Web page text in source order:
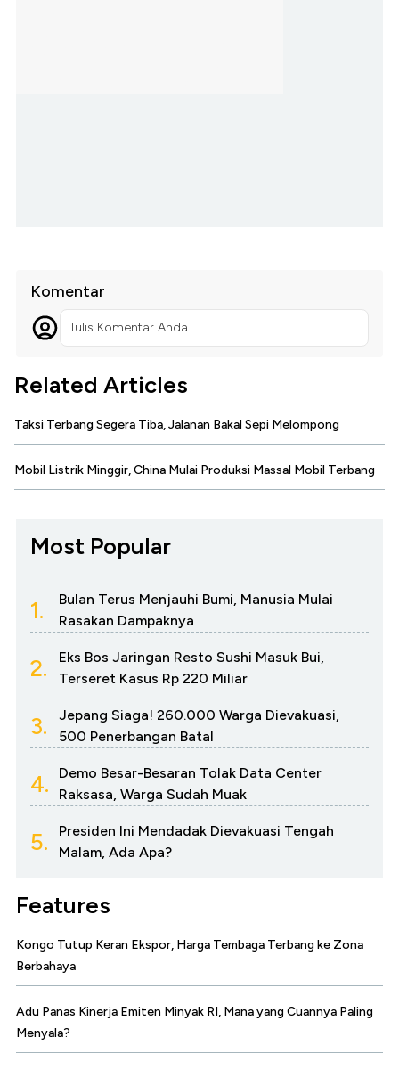
Komentar
Tulis Komentar Anda...
Related Articles
Taksi Terbang Segera Tiba, Jalanan Bakal Sepi Melompong
Mobil Listrik Minggir, China Mulai Produksi Massal Mobil Terbang
Most Popular
1.
Bulan Terus Menjauhi Bumi, Manusia Mulai
Rasakan Dampaknya
2.
Eks Bos Jaringan Resto Sushi Masuk Bui,
Terseret Kasus Rp 220 Miliar
3.
Jepang Siaga! 260.000 Warga Dievakuasi,
500 Penerbangan Batal
4.
Demo Besar-Besaran Tolak Data Center
Raksasa, Warga Sudah Muak
5.
Presiden Ini Mendadak Dievakuasi Tengah
Malam, Ada Apa?
Features
Kongo Tutup Keran Ekspor, Harga Tembaga Terbang ke Zona
Berbahaya
Adu Panas Kinerja Emiten Minyak RI, Mana yang Cuannya Paling
Menyala?